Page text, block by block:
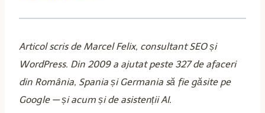
Articol scris de Marcel Felix, consultant SEO și
WordPress. Din 2009 a ajutat peste 327 de afaceri
din România, Spania și Germania să fie găsite pe
Google — și acum și de asistenții AI.